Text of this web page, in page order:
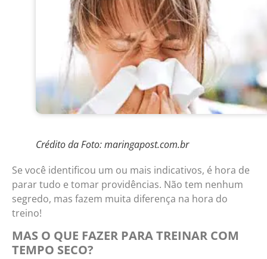
Crédito da Foto: maringapost.com.br
Se você identificou um ou mais indicativos, é hora de
parar tudo e tomar providências. Não tem nenhum
segredo, mas fazem muita diferença na hora do
treino!
MAS O QUE FAZER PARA TREINAR COM
TEMPO SECO?